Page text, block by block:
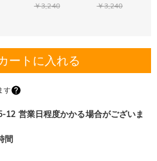
￥3,240
￥3,240
ートに入れる
す
12 営業日程度かかる場合がございま
間